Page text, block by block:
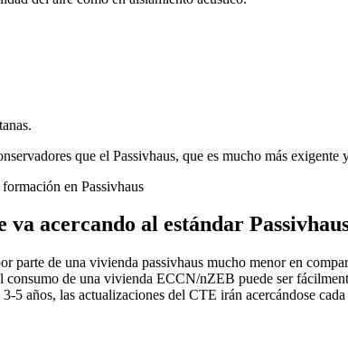
que el Passivhaus, que es mucho más exigente
en Passivhaus
acercando al estándar
parte de una vivienda passivhaus mucho menor en
consumo de una vivienda ECCN/nZEB puede ser
5 años, las actualizaciones del CTE irán acercándose cada